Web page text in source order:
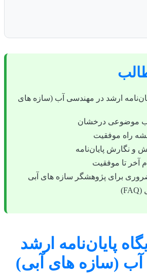
ارشد در مهندسی آب (سازه های
درخشان
موفقیت
پایان‌نامه
تا موفقیت
برای پژوهشگر سازه های آبی
پایان‌نامه ارشد
(سازه های آبی)